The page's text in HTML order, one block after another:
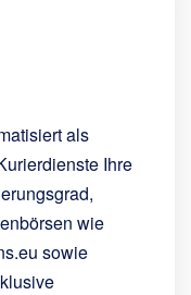
als
Ihre
wie
sowie